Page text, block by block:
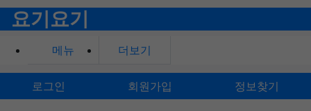
요기요기
메뉴 더보기
로그인 회원가입 정보찾기